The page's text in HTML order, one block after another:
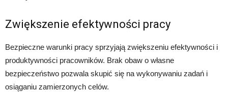
Zwiększenie efektywności pracy
Bezpieczne warunki pracy sprzyjają zwiększeniu efektywności i
produktywności pracowników. Brak obaw o własne
bezpieczeństwo pozwala skupić się na wykonywaniu zadań i
osiąganiu zamierzonych celów.